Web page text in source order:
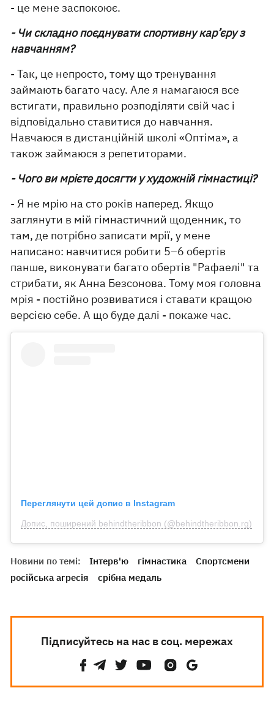
- це мене заспокоює.
- Чи складно поєднувати спортивну кар’єру з
навчанням?
- Так, це непросто, тому що тренування
займають багато часу. Але я намагаюся все
встигати, правильно розподіляти свій час і
відповідально ставитися до навчання.
Навчаюся в дистанційній школі «Оптіма», а
також займаюся з репетиторами.
- Чого ви мрієте досягти у художній гімнастиці?
- Я не мрію на сто років наперед. Якщо
заглянути в мій гімнастичний щоденник, то
там, де потрібно записати мрії, у мене
написано: навчитися робити 5–6 обертів
панше, виконувати багато обертів "Рафаелі" та
стрибати, як Анна Безсонова. Тому моя головна
мрія - постійно розвиватися і ставати кращою
версією себе. А що буде далі - покаже час.
Переглянути цей допис в Instagram
Допис, поширений behindtheribbon (@behindtheribbon.rg)
Новини по темі: Інтерв'ю гімнастика
Спортсмени
російська агресія
срібна медаль
Підписуйтесь на нас в соц. мережах